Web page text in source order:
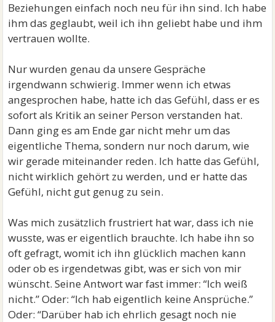
Beziehungen einfach noch neu für ihn sind. Ich habe
ihm das geglaubt, weil ich ihn geliebt habe und ihm
vertrauen wollte.
Nur wurden genau da unsere Gespräche
irgendwann schwierig. Immer wenn ich etwas
angesprochen habe, hatte ich das Gefühl, dass er es
sofort als Kritik an seiner Person verstanden hat.
Dann ging es am Ende gar nicht mehr um das
eigentliche Thema, sondern nur noch darum, wie
wir gerade miteinander reden. Ich hatte das Gefühl,
nicht wirklich gehört zu werden, und er hatte das
Gefühl, nicht gut genug zu sein.
Was mich zusätzlich frustriert hat war, dass ich nie
wusste, was er eigentlich brauchte. Ich habe ihn so
oft gefragt, womit ich ihn glücklich machen kann
oder ob es irgendetwas gibt, was er sich von mir
wünscht. Seine Antwort war fast immer: “Ich weiß
nicht.” Oder: “Ich hab eigentlich keine Ansprüche.”
Oder: “Darüber hab ich ehrlich gesagt noch nie